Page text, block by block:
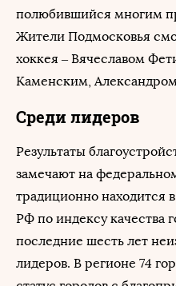
полюбившийся многим
Жители Подмосковья
хоккея – Вячеславом
Каменским,
Среди лидеров
Результаты
замечают на
традиционно находится
РФ по индексу качества
последние шесть лет
лидеров. В регионе 74